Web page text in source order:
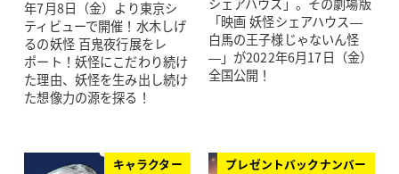
年7月8日（金）より東京シ
ティビューで開催！水木しげ
るの妖怪 百鬼夜行展をレ
ポート！妖怪にこだわり続け
た理由、妖怪を生み出し続け
た想像力の源を探る！
シェアハウス」。その劇場版
「映画 妖怪シェアハウス—
白馬の王子様じゃないん怪
—」が2022年6月17日（金）
全国公開！
キャラクター プレゼントバックナンバー